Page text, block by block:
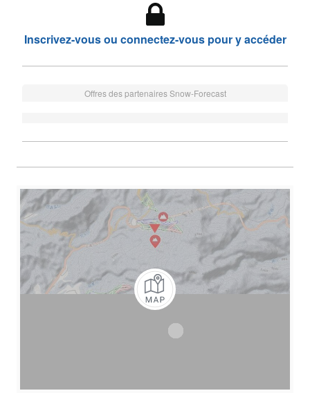
Inscrivez-vous ou connectez-vous pour y accéder
Offres des partenaires Snow-Forecast